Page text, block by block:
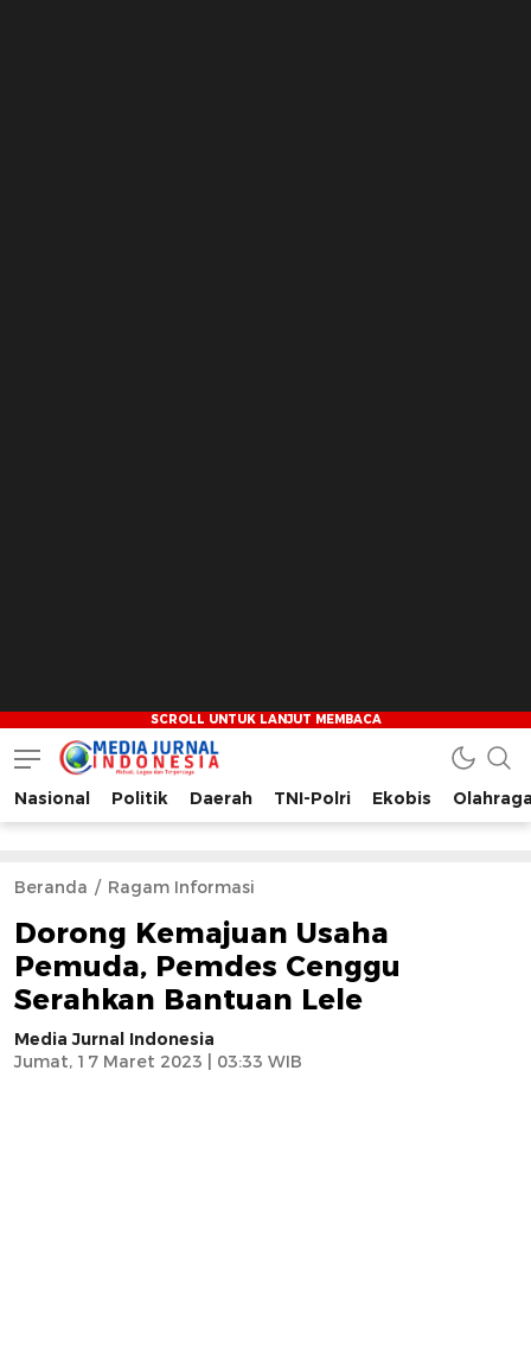
Media Jurnal Indonesia
Bersama Membangun Indonesia
Nasional Politik Daerah TNI-Polri Ekobis
Beranda Ragam Informasi
Dorong Kemajuan Usaha
Pemuda, Pemdes Cenggu
Serahkan Bantuan Lele
Media Jurnal Indonesia
Jumat, 17 Maret 2023 | 03:33 WIB